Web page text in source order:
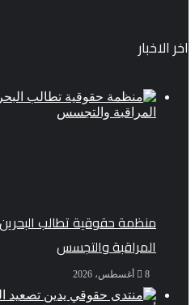
اخر الاخبار
منظمة حقوقية تطالب
المراقبة والتجسس
8 أغسطس، 2026